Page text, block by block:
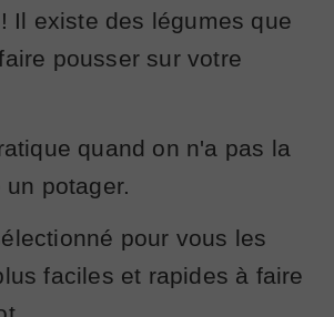
Il existe des légumes que
pousser sur votre
quand on n'a pas la
potager.
pour vous les
faciles et rapides à faire